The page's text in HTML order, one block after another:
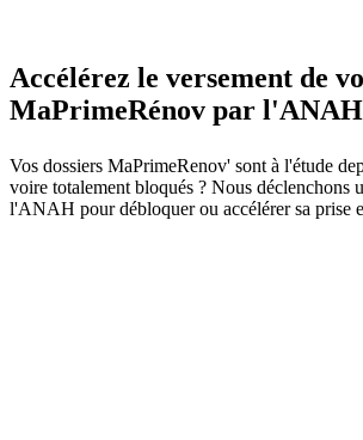
Accélérez le versement de
MaPrimeRénov par
Vos dossiers MaPrimeRenov' sont à l'étude
voire totalement bloqués ? Nous déclenchons
l'ANAH pour débloquer ou accélérer sa prise